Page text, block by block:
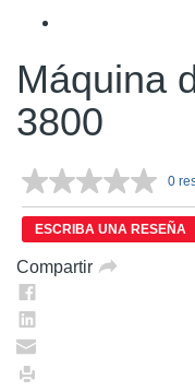
Máquina
3800
Sin
en
0
ESCRIBA UNA RESEÑA
Compartir